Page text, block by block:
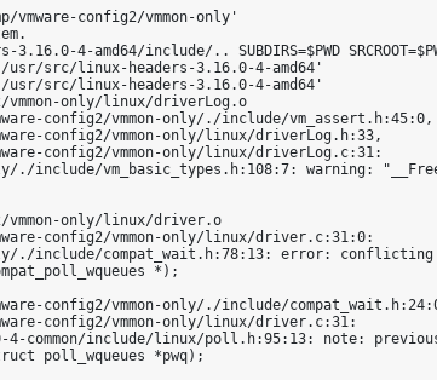
config2/vmmon-only'
4-amd64/include/.. SUBDIRS=$PWD
src/linux-headers-3.16.0-4-amd64'
src/linux-headers-3.16.0-4-amd64'
vmmon-only/linux/driverLog.o
config2/vmmon-only/./include/vm_assert.h:45:0,
config2/vmmon-only/linux/driverLog.h:33,
config2/vmmon-only/linux/driverLog.c:31:
./include/vm_basic_types.h:108:7: warning:
vmmon-only/linux/driver.o
config2/vmmon-only/linux/driver.c:31:0:
only/./include/compat_wait.h:78:13: error:
*);
config2/vmmon-only/./include/
config2/vmmon-only/linux/driver.c:31:
common/include/linux/poll.h:95:13: note:
poll_wqueues *pwq);